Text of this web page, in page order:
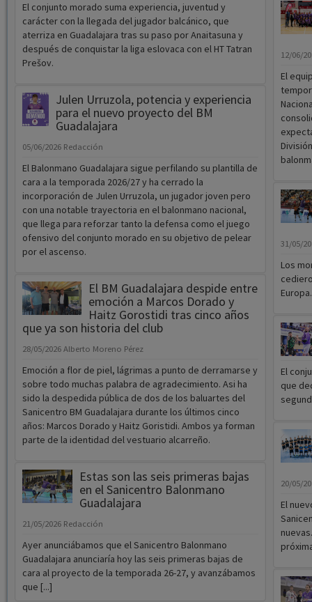
El conjunto morado suma experiencia, juventud y
carácter con la llegada del jugador balcánico, que
aterriza en Guadalajara tras su paso por Anaitasuna y
después de conquistar la liga eslovaca con el HT Tatran
Prešov.
Julen Urruzola, potencia y experiencia
para el nuevo proyecto del BM
Guadalajara
05/06/2026 Redacción
El Balonmano Guadalajara sigue perfilando su plantilla de
cara a la temporada 2026/27 y ha cerrado la
incorporación de Julen Urruzola, un jugador joven pero
con una notable trayectoria en el balonmano nacional,
que llega para reforzar tanto la defensa como el juego
ofensivo del conjunto morado en su objetivo de pelear
por el ascenso.
El BM Guadalajara despide entre
emoción a Marcos Dorado y
Haitz Gorostidi tras cinco años
que ya son historia del club
28/05/2026 Alberto Moreno Pérez
Emoción a flor de piel, lágrimas a punto de derramarse y
sobre todo muchas palabra de agradecimiento. Asi ha
sido la despedida pública de dos de los baluartes del
Sanicentro BM Guadalajara durante los últimos cinco
años: Marcos Dorado y Haitz Goristidi. Ambos ya forman
parte de la identidad del vestuario alcarreño.
Estas son las seis primeras bajas
en el Sanicentro Balonmano
Guadalajara
21/05/2026 Redacción
Ayer anunciábamos que el Sanicentro Balonmano
Guadalajara anunciaría hoy las seis primeras bajas de
cara al proyecto de la temporada 26-27, y avanzábamos
que [...]
12/06/
El
31/05/
Los
Europa.
El
que
20/05/
El